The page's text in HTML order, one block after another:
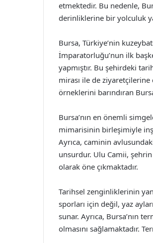
etmektedir. Bu nedenle,
derinliklerine bir yolculuk
Bursa, Türkiye’nin
İmparatorluğu’nun ilk
yapmıştır. Bu şehirdeki
mirası ile de
örneklerini barındıran
Bursa’nın en önemli
mimarisinin birleşimiyle
Ayrıca, caminin
unsurdur. Ulu Camii,
olarak öne çıkmaktadır.
Tarihsel zenginliklerinin
sporları için değil, yaz
sunar. Ayrıca, Bursa’nın
olmasını sağlamaktadır.